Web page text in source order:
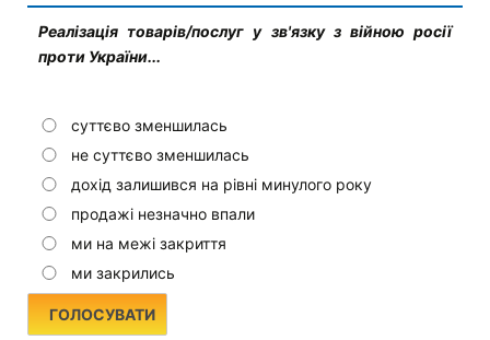
Реалізація товарів/послуг у зв'язку з війною росії
проти України...
суттєво зменшилась
не суттєво зменшилась
дохід залишився на рівні минулого року
продажі незначно впали
ми на межі закриття
ми закрились